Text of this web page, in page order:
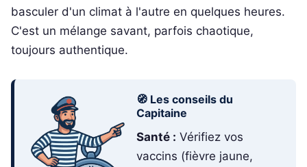
basculer d'un climat à l'autre en quelques heures.
C'est un mélange savant, parfois chaotique,
toujours authentique.
🧭 Les conseils du
Capitaine
Santé : Vérifiez vos
vaccins (fièvre jaune,